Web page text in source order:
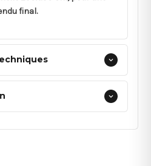
final.